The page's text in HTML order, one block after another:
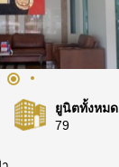
ยูนิตทั้งหมด
79